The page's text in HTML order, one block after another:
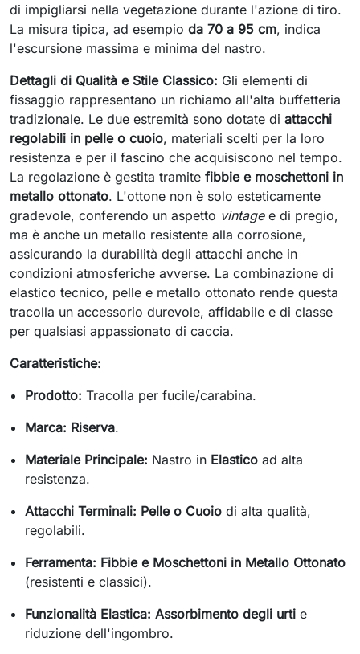
di impigliarsi nella vegetazione durante l'azione di tiro.
La misura tipica, ad esempio da 70 a 95 cm, indica
l'escursione massima e minima del nastro.
Dettagli di Qualità e Stile Classico: Gli elementi di
fissaggio rappresentano un richiamo all'alta buffetteria
tradizionale. Le due estremità sono dotate di attacchi
regolabili in pelle o cuoio, materiali scelti per la loro
resistenza e per il fascino che acquisiscono nel tempo.
La regolazione è gestita tramite fibbie e moschettoni in
metallo ottonato. L'ottone non è solo esteticamente
gradevole, conferendo un aspetto vintagee di pregio,
ma è anche un metallo resistente alla corrosione,
assicurando la durabilità degli attacchi anche in
condizioni atmosferiche avverse. La combinazione di
elastico tecnico, pelle e metallo ottonato rende questa
tracolla un accessorio durevole, affidabile e di classe
per qualsiasi appassionato di caccia.
Caratteristiche:
Prodotto: Tracolla per fucile/carabina.
Marca: Riserva.
Materiale Principale: Nastro in Elastico ad alta
resistenza.
Attacchi Terminali: Pelle o Cuoio di alta qualità,
regolabili.
Ferramenta: Fibbie e Moschettoni in Metallo Ottonato
(resistenti e classici).
Funzionalità Elastica: Assorbimento degli urti e
riduzione dell'ingombro.